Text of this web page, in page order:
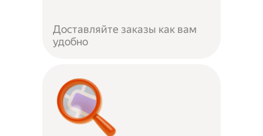
Доставляйте заказы как вам
удобно